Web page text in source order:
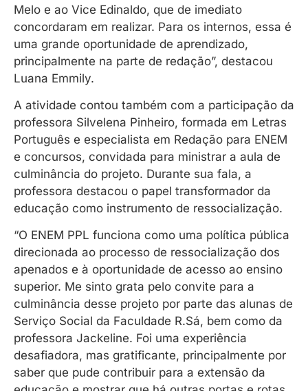
Melo e ao Vice Edinaldo, que de imediato
concordaram em realizar. Para os internos, essa é
uma grande oportunidade de aprendizado,
principalmente na parte de redação”, destacou
Luana Emmily.
A atividade contou também com a participação da
professora Silvelena Pinheiro, formada em Letras
Português e especialista em Redação para ENEM
e concursos, convidada para ministrar a aula de
culminância do projeto. Durante sua fala, a
professora destacou o papel transformador da
educação como instrumento de ressocialização.
“O ENEM PPL funciona como uma política pública
direcionada ao processo de ressocialização dos
apenados e à oportunidade de acesso ao ensino
superior. Me sinto grata pelo convite para a
culminância desse projeto por parte das alunas de
Serviço Social da Faculdade R.Sá, bem como da
professora Jackeline. Foi uma experiência
desafiadora, mas gratificante, principalmente por
saber que pude contribuir para a extensão da